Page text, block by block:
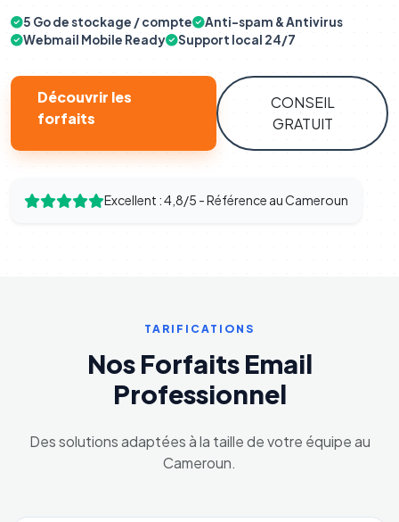
5 Go de stockage / compte
Anti-spam & Antivirus
Webmail Mobile Ready
Support local 24/7
Découvrir les
forfaits
CONSEIL
GRATUIT
Excellent : 4,8/5 - Référence au Cameroun
TARIFICATIONS
Nos Forfaits Email
Professionnel
Des solutions adaptées à la taille de votre équipe au
Cameroun.